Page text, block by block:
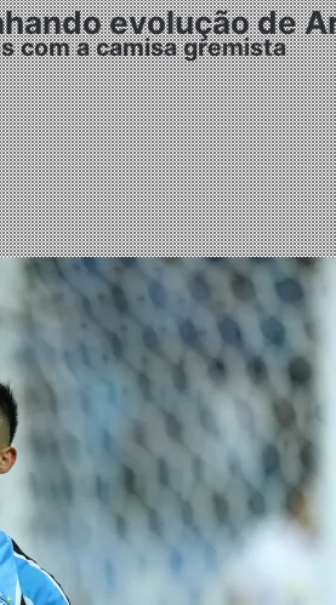
evolução de
com a camisa gremista